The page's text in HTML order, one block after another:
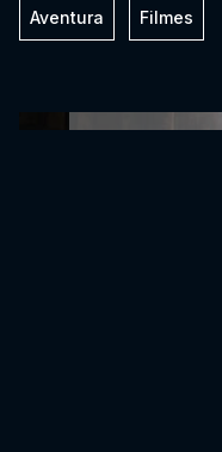
Aventura Filmes